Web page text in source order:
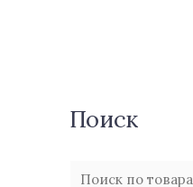
Поиск